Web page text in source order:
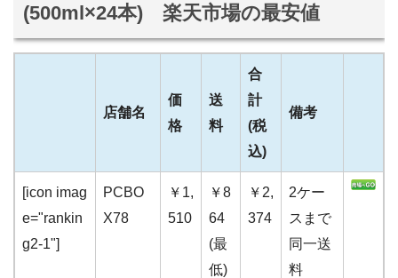
(500ml×24本) 楽天市場の最安値
店舗名
価
格
送
料
合
計
(税
込)
備考
[icon imag
e="rankin
g2-1"]
PCBO
X78
￥1,
510
￥8
64
(最
低)
￥2,
374
2ケー
スまで
同一送
料